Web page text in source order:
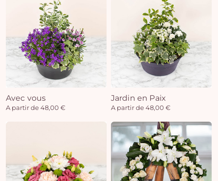
Avec vous
A partir de 48,00 €
Jardin en Paix
A partir de 48,00 €